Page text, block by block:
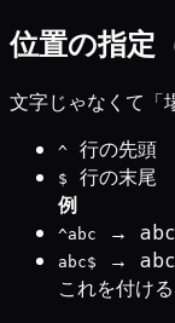
位置の指定
文字じゃなくて「
^ 行の先頭
$
行の末尾
例
^abc → abc
abc$
→ abc
これを付け